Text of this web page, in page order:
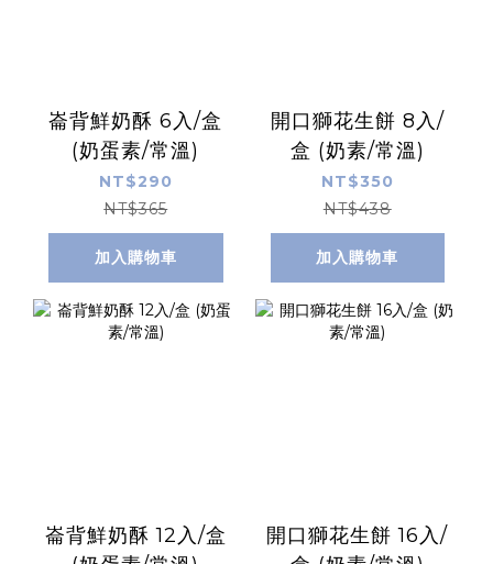
崙背鮮奶酥 6入/盒
(奶蛋素/常溫)
NT$290
NT$365
加入購物車
開口獅花生餅 8入/
盒 (奶素/常溫)
NT$350
NT$438
加入購物車
崙背鮮奶酥 12入/盒
開口獅花生餅 16入/